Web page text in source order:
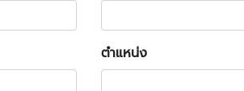
ตำแหน่ง